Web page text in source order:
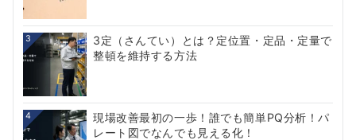
3
3定（さんてい）とは？定位置・定品・定量で
整頓を維持する方法
4
現場改善最初の一歩！誰でも簡単PQ分析！パ
レート図でなんでも見える化！